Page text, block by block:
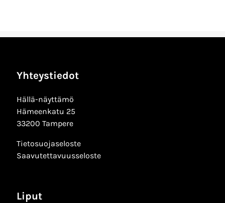
Yhteystiedot
Hällä-näyttämö
Hämeenkatu 25
33200 Tampere
Tietosuojaseloste
Saavutettavuusseloste
Liput